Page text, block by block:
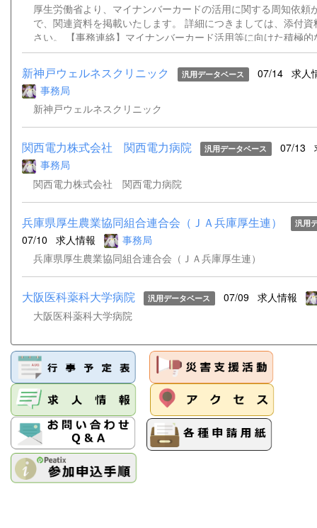
厚生労働省より、マイナンバーカードの活用に関する周知依頼
で、関連資料を掲載いたします。 詳細につきましては、添付
さい。 【事務連絡】マイナンバーカード活用等に向けた積極
のお願いについて.pdf 参考資料１－１.pdf 参考資料１－２.pdf
新神戸ウェルネスクリニック 汎用データベース 07/14
求人
事務局
新神戸ウェルネスクリニック
関西電力株式会社 関西電力病院 汎用データベース 07/13
事務局
関西電力株式会社 関西電力病院
兵庫県厚生農業協同組合連合会（ＪＡ兵庫厚生連） 汎用
07/10 求人情報
事務局
兵庫県厚生農業協同組合連合会（ＪＡ兵庫厚生連）
大阪医科薬科大学病院 汎用データベース 07/09
求人情報
大阪医科薬科大学病院